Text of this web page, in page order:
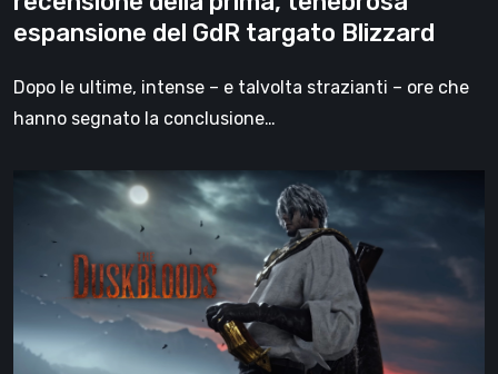
tenebrosa
espansione
del
GdR
Blizzard
espansione del GdR targato Blizzard
Dopo le ultime, intense – e talvolta strazianti – ore che
hanno segnato la conclusione…
Cosa
Duskbloods?
Alla
scoperta